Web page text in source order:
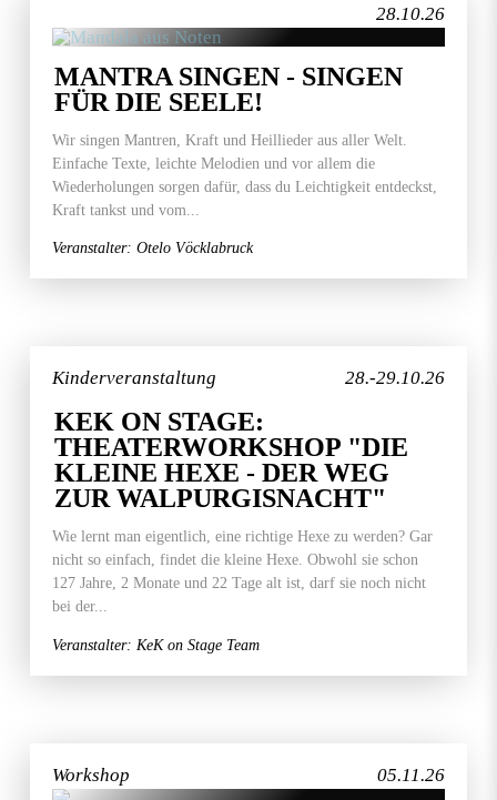
28.10.26
MANTRA SINGEN - SINGEN
FÜR DIE SEELE!
Wir singen Mantren, Kraft und Heillieder aus aller Welt.
Einfache Texte, leichte Melodien und vor allem die
Wiederholungen sorgen dafür, dass du Leichtigkeit entdeckst,
Kraft tankst und vom...
Veranstalter: Otelo Vöcklabruck
28.-29.10.26
Kinderveranstaltung
KEK ON STAGE:
THEATERWORKSHOP "DIE
KLEINE HEXE - DER WEG
ZUR WALPURGISNACHT"
Wie lernt man eigentlich, eine richtige Hexe zu werden? Gar
nicht so einfach, findet die kleine Hexe. Obwohl sie schon
127 Jahre, 2 Monate und 22 Tage alt ist, darf sie noch nicht
bei der...
Veranstalter: KeK on Stage Team
05.11.26
Workshop